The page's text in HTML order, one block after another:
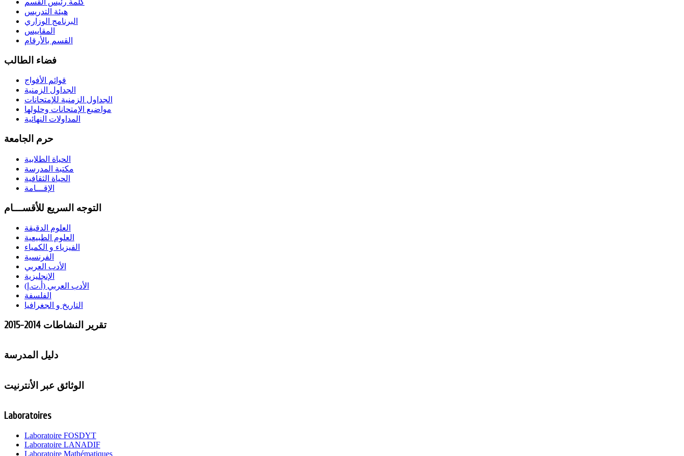
كلمة رئيس القسم
هيئة التدريس
البرنامج الوزاري
المقاييس
القسم بالأرقام
فضاء الطالب
قوائم الأفواج
الجداول الزمنية
الجداول الزمنية للإمتحانات
مواضيع الإمتحانات وحلولها
المداولات النهائية
حرم الجامعة
الحياة الطلابية
مكتبة المدرسة
الحياة الثقافية
الإقـــامة
التوجه السريع للأقســـام
العلوم الدقيقة
العلوم الطبيعية
الفيزياء و الكمياء
الفرنسية
الأدب العربي
الإنجليزية
الأدب العربي (أ.ت.إ)
الفلسفة
التاريخ و الجغرافيا
تقرير النشاطات 2014-2015
دليل المدرسة
الوثائق عبر الأنترنيت
Laboratoires
Laboratoire FOSDYT
Laboratoire LANADIF
Laboratoire Mathématiques